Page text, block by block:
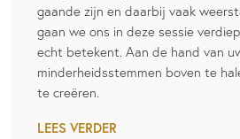
gaande zijn en daarbij vaak
gaan we ons in deze sessie
echt betekent. Aan de hand van
minderheidsstemmen boven te
te creëren.
LEES VERDER